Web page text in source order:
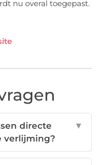
nu overal toegepast.
directe
verlijming?
▼